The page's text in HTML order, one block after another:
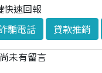
快速回報
騙電話 貸款推銷
未有留言